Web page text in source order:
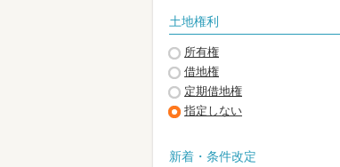
土地権利
所有権
借地権
定期借地権
指定しない
新着・条件改定